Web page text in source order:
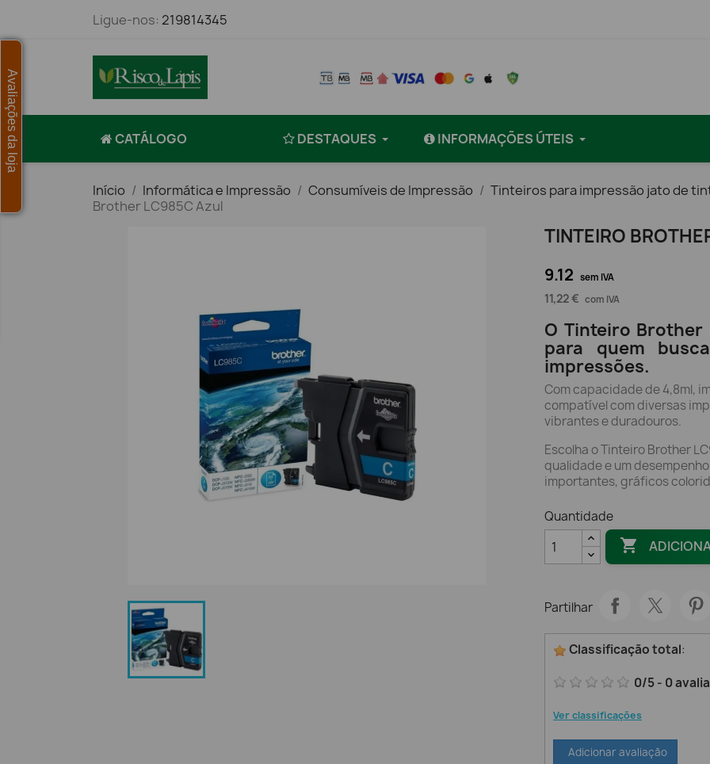
Ligue-nos: 219814345
CATÁLOGO DESTAQUES INFORMAÇÕES ÚTEIS
Início Informática e Impressão Consumíveis de Impressão Tinteiros para impressão jato de
Brother LC985C Azul
TINTEIRO
9.12 sem IVA
11,22 € com IVA
O Tinteiro Brother
para quem
impressões.
Com capacidade de 4,8ml,
compatível com diversas
vibrantes e duradouros.
Escolha o Tinteiro Brother
qualidade e um
importantes, gráficos
Quantidade

Partilhar
Classificação total:
0/5- 0
Ver classificações
Adicionar avaliação
Avaliações da loja